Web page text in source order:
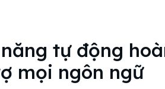
tự động
mọi ngôn ngữ